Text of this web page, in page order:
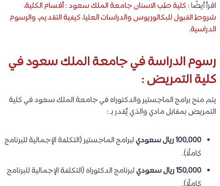
اقرأ أيضًا : كلية طب الاسنان جامعة الملك سعود : أقسام الكلية،
شروط القبول للبكالوريوس والدراسات العليا، كيفية التقديم، والرسوم
الدراسية.
رسوم الدراسة في جامعة الملك سعود في
كلية التمريض :
يتم منح برامج الماجستير والدكتوراه في جامعة الملك سعود في كلية
التمريض بمقابل مادي والذي يُقدر بـ :
100,000 ريال سعودي
لبرامج الماجستير (التكلفة الإجمالية للبرنامج
كاملًا).
150,000 ريال سعودي
لبرنامج الدكتوراه (التكلفة الإجمالية للبرنامج